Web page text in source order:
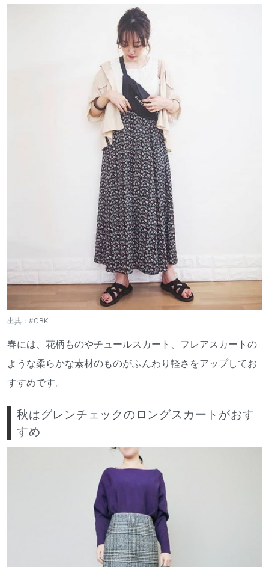
出典： #CBK
春には、花柄ものやチュールスカート、フレアスカートの
ような柔らかな素材のものがふんわり軽さをアップしてお
すすめです。
秋はグレンチェックのロングスカートがおす
すめ